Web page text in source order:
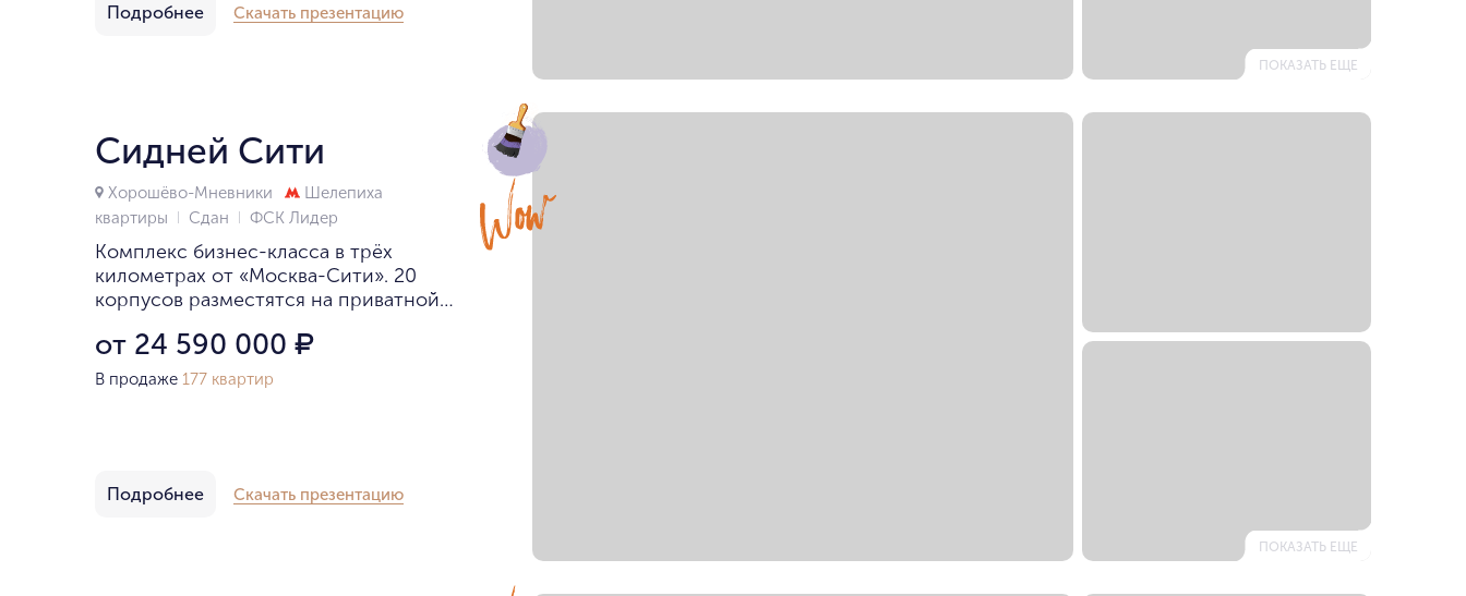
Подробнее Скачать презентацию
ПОКАЗАТЬ ЕЩЕ
Сидней Сити
Хорошёво-Мневники
Шелепиха
квартиры
Сдан ФСК Лидер
Комплекс бизнес-класса в трёх
километрах от «Москва-Сити». 20
корпусов разместятся на приватной
от 24 590 000 ₽
В продаже 177 квартир
Подробнее Скачать презентацию
ПОКАЗАТЬ ЕЩЕ